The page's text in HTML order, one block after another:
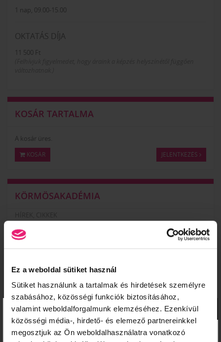
Ez a weboldal sütiket használ
Sütiket használunk a tartalmak és hirdetések személyre
szabásához, közösségi funkciók biztosításához,
valamint weboldalforgalmunk elemzéséhez. Ezenkívül
közösségi média-, hirdető- és elemező partnereinkkel
megosztjuk az Ön weboldalhasználatra vonatkozó
1 nap, 09.00-15.00
OKTATÁS DÍJA
11 500 Ft
KOSÁR TARTALMA
A kosár üres.
KOSÁR JELENTKEZÉS
KÖRMÖSAKADÉMIA
ISKOLÁNKRÓL
TANÁRAINK
ISKOLÁNK KÉPEKBEN
VIDEÓK
KÉPZÉSEINK
NAIL START PROGRAM – ALAPOZÓ MŰKÖRMÖS